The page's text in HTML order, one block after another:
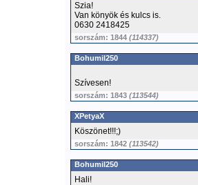
Szia!
Van könyök és kulcs is.
0630 2418425
sorszám: 1844 (114337)
Bohumil250
Szívesen!
sorszám: 1843 (113544)
XPetyaX
Köszönet!!!;)
sorszám: 1842 (113542)
Bohumil250
Hali!